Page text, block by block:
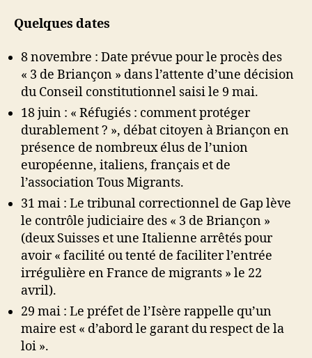
Quelques dates
8 novembre : Date prévue pour le procès des
« 3 de Briançon » dans l’attente d’une décision
du Conseil constitutionnel saisi le 9 mai.
18 juin : « Réfugiés : comment protéger
durablement ? », débat citoyen à Briançon en
présence de nombreux élus de l’union
européenne, italiens, français et de
l’association Tous Migrants.
31 mai : Le tribunal correctionnel de Gap lève
le contrôle judiciaire des « 3 de Briançon »
(deux Suisses et une Italienne arrêtés pour
avoir « facilité ou tenté de faciliter l’entrée
irrégulière en France de migrants » le 22
avril).
29 mai : Le préfet de l’Isère rappelle qu’un
maire est « d’abord le garant du respect de la
loi ».